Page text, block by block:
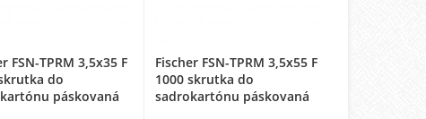
FSN-TPRM 3,5x35 F
do
páskovaná
Fischer FSN-TPRM 3,5x55 F
1000 skrutka do
sadrokartónu páskovaná